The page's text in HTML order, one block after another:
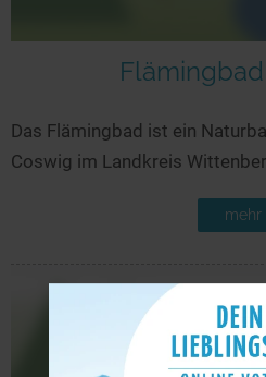
Flämingbad
Das Flämingbad ist ein
Coswig im Landkreis
mehr